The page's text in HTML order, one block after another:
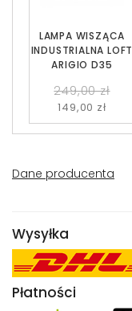
LAMPA WISZĄCA
INDUSTRIALNA LOFT
ARIGIO D35
249,00 zł
149,00 zł
Dane producenta
Wysyłka
Płatności